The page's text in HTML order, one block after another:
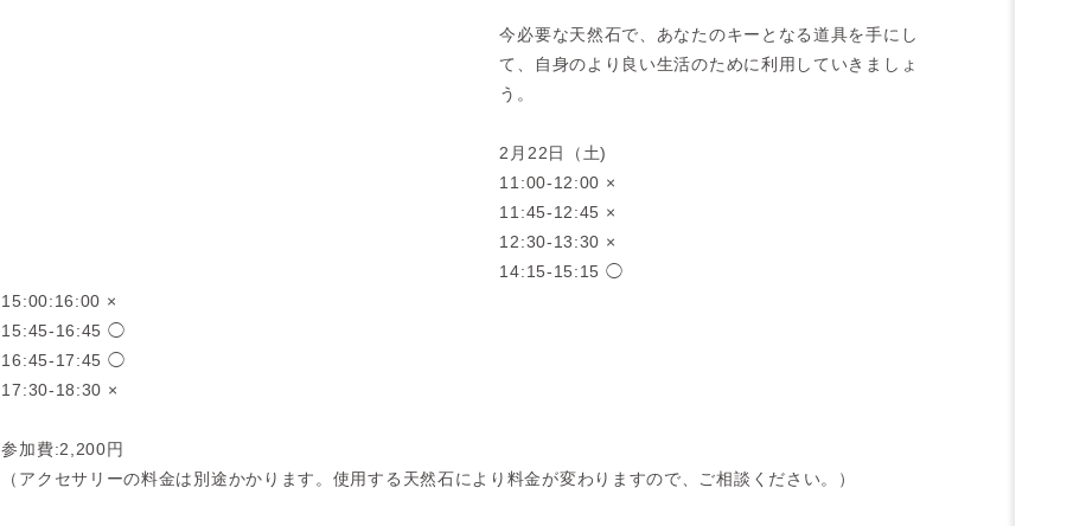
今必要な天然石で、あなたのキーとなる道具を手にし
て、自身のより良い生活のために利用していきましょ
う。
2月22日（土)
11:00-12:00 ×
11:45-12:45 ×
12:30-13:30 ×
14:15-15:15 ◯
15:00:16:00 ×
15:45-16:45 ◯
16:45-17:45 ◯
17:30-18:30 ×
参加費:2,200円
（アクセサリーの料金は別途かかります。使用する天然石により料金が変わりますので、ご相談ください。）